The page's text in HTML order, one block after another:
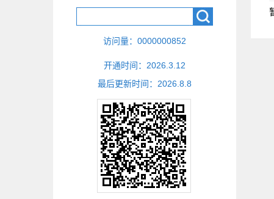
访问量： 0000000852
开通时间： 2026 3 12
最后更新时间： 2026 8 8